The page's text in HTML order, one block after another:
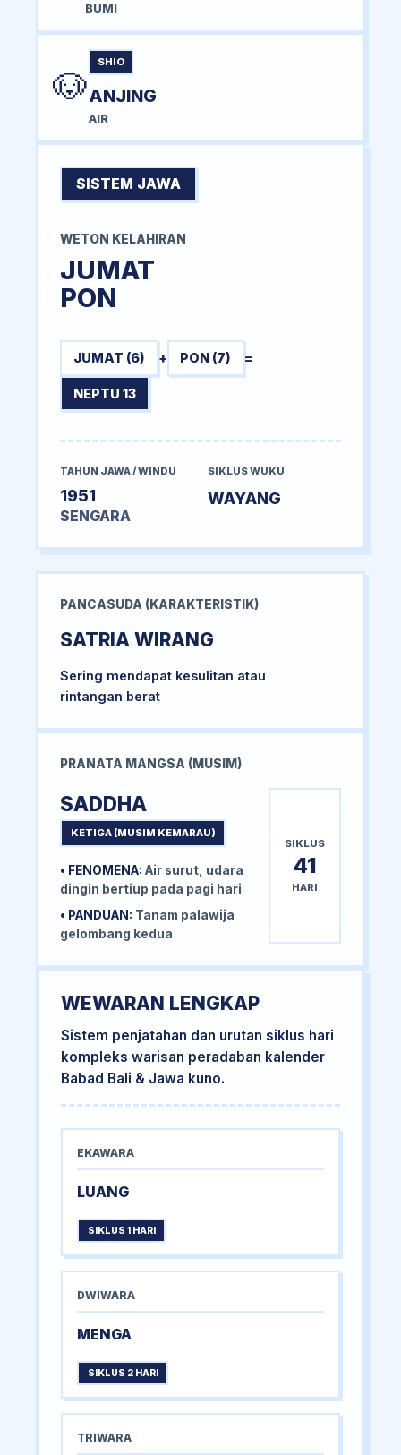
BUMI
🐶
SHIO
ANJING
AIR
SISTEM JAWA
WETON KELAHIRAN
JUMAT
PON
JUMAT (6) + PON (7) =
NEPTU 13
TAHUN JAWA / WINDU
1951
SENGARA
SIKLUS WUKU
WAYANG
PANCASUDA (KARAKTERISTIK)
SATRIA WIRANG
Sering mendapat kesulitan atau
rintangan berat
PRANATA MANGSA (MUSIM)
SADDHA
KETIGA (MUSIM KEMARAU)
• FENOMENA: Air surut, udara
dingin bertiup pada pagi hari
• PANDUAN: Tanam palawija
gelombang kedua
SIKLUS
41
HARI
WEWARAN LENGKAP
Sistem penjatahan dan urutan siklus hari
kompleks warisan peradaban kalender
Babad Bali & Jawa kuno.
EKAWARA
LUANG
SIKLUS 1 HARI
DWIWARA
MENGA
SIKLUS 2 HARI
TRIWARA